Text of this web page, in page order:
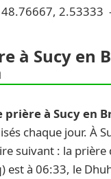
48.76667,
à Sucy en
prière à Sucy en
chaque jour. À
suivant : la
) est à 06:33, le